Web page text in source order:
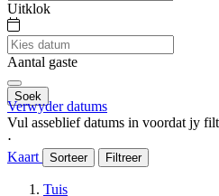
Uitklok
Aantal gaste
Soek
Verwyder datums
Vul asseblief datums in voordat jy
⋅
Kaart
Sorteer Filtreer
Tuis